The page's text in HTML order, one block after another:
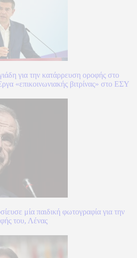
για την κατάρρευση οροφής στο
«επικοινωνιακής βιτρίνας» στο ΕΣΥ
μία παιδική φωτογραφία για την
του, Λένας